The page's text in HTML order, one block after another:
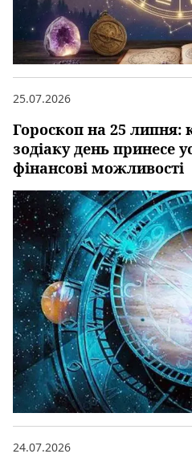
Гороскоп на 25 липня:
зодіаку день принесе
фінансові можливості
25.07.2026
24.07.2026